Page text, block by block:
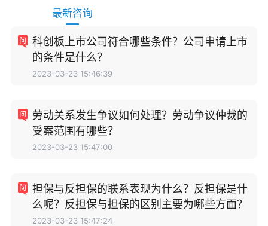
最新咨询
科创板上市公司符合哪些条件？公司申请上市
的条件是什么？
2023-03-23 15:46:39
劳动关系发生争议如何处理？劳动争议仲裁的
受案范围有哪些？
2023-03-23 15:47:00
担保与反担保的联系表现为什么？反担保是什
么呢？反担保与担保的区别主要为哪些方面？
2023-03-23 15:47:24